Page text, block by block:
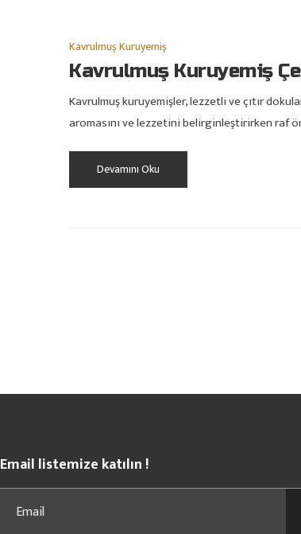
Kavrulmuş Kuruyemiş
Kavrulmuş Kuruyemiş
Kavrulmuş kuruyemişler, lezzetli ve çıtır
aromasını ve lezzetini belirginleştirirken raf
Devamını Oku
Email listemize katılın !